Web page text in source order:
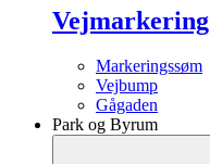
Vejmarkering
Markeringssøm
Vejbump
Gågaden
Park og Byrum